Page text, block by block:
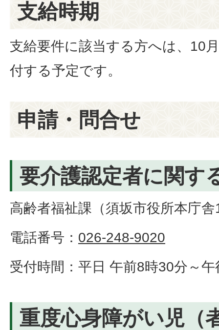
支給時期
支給要件に該当する方へは、10
付する予定です。
申請・問合せ
要介護認定者に関す
高齢者福祉課（須坂市役所本庁舎
電話番号： 026-248-9020
受付時間：平日 午前8時30分～
重度心身障がい児（